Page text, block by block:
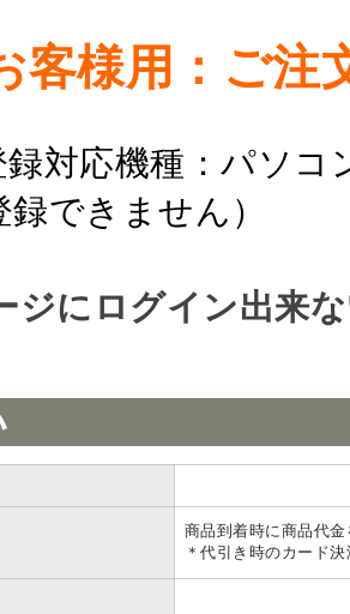
客様用：ご注
録対応機種：パソ
できません）
ジにログイン出来
商品到着時に商品代
＊代引き時のカード